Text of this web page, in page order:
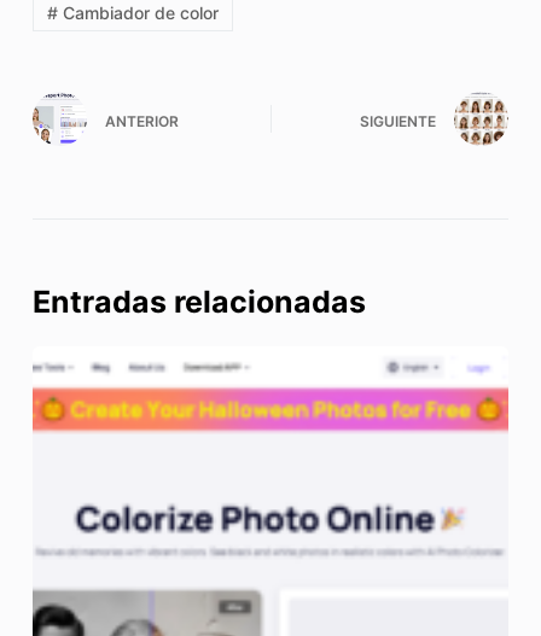
# Cambiador de color
ANTERIOR SIGUIENTE
Entradas relacionadas